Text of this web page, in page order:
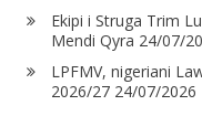
Ekipi i Struga Trim
Mendi Qyra 24/07/
LPFMV, nigeriani
2026/27 24/07/2026